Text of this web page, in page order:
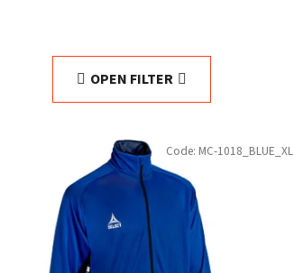
OPEN FILTER
Code: MC-1018_BLUE_XL